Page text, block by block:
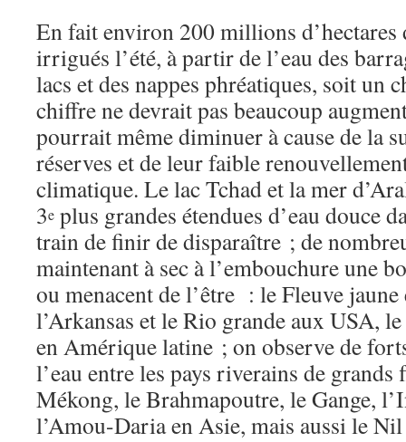
En fait environ 200 millions d’hectares
irrigués l’été, à partir de l’eau des
lacs et des nappes phréatiques, soit un
chiffre ne devrait pas beaucoup
pourrait même diminuer à cause de la
réserves et de leur faible
climatique. Le lac Tchad et la mer
3e plus grandes étendues d’eau douce
train de finir de disparaître ; de
maintenant à sec à l’embouchure une
ou menacent de l’être : le Fleuve
l’Arkansas et le Rio grande aux USA,
en Amérique latine ; on observe de
l’eau entre les pays riverains de grands
Mékong, le Brahmapoutre, le Gange,
l’Amou-Daria en Asie, mais aussi le